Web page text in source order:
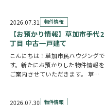
チェック✓ 三方角部屋のため、日中
は陽当り良好で明るい室内環境が保
たれていま…
2026.07.31
物件情報
【お預かり情報】草加市手代2
丁目 中古一戸建て
こんにちは！草加市民ハウジングで
す。新たにお預かりした物件情報を
ご案内させていただきます。 草加
坪の広々とした敷地に建つ、大手ハ
2026.07.30 物件情報